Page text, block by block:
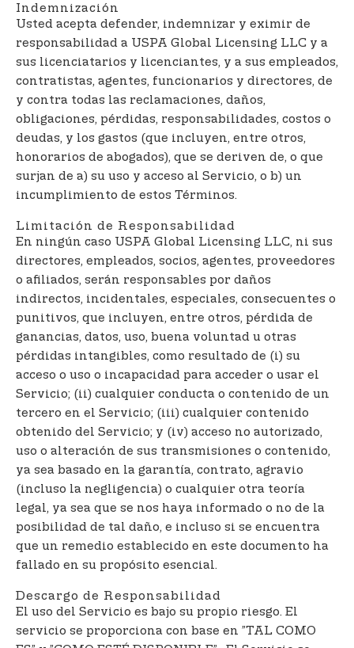
Indemnización
Usted acepta defender, indemnizar y eximir de
responsabilidad a USPA Global Licensing LLC y a
sus licenciatarios y licenciantes, y a sus empleados,
contratistas, agentes, funcionarios y directores, de
y contra todas las reclamaciones, daños,
obligaciones, pérdidas, responsabilidades, costos o
deudas, y los gastos (que incluyen, entre otros,
honorarios de abogados), que se deriven de, o que
surjan de a) su uso y acceso al Servicio, o b) un
incumplimiento de estos Términos.
Limitación de Responsabilidad
En ningún caso USPA Global Licensing LLC, ni sus
directores, empleados, socios, agentes, proveedores
o afiliados, serán responsables por daños
indirectos, incidentales, especiales, consecuentes o
punitivos, que incluyen, entre otros, pérdida de
ganancias, datos, uso, buena voluntad u otras
pérdidas intangibles, como resultado de (i) su
acceso o uso o incapacidad para acceder o usar el
Servicio; (ii) cualquier conducta o contenido de un
tercero en el Servicio; (iii) cualquier contenido
obtenido del Servicio; y (iv) acceso no autorizado,
uso o alteración de sus transmisiones o contenido,
ya sea basado en la garantía, contrato, agravio
(incluso la negligencia) o cualquier otra teoría
legal, ya sea que se nos haya informado o no de la
posibilidad de tal daño, e incluso si se encuentra
que un remedio establecido en este documento ha
fallado en su propósito esencial.
Descargo de Responsabilidad
El uso del Servicio es bajo su propio riesgo. El
servicio se proporciona con base en ”TAL COMO